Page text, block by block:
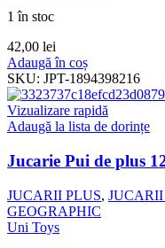
1 în stoc
42,00 lei
Adaugă în coș
SKU: JPT-1894398216
Vizualizare rapidă
Adaugă la lista de dorințe
Jucarie Pui de plus
JUCARII PLUS,
GEOGRAPHIC
Uni Toys